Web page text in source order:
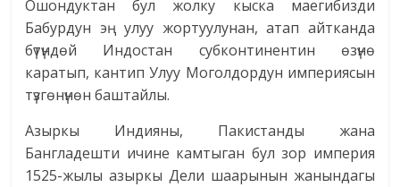
Ошондуктан бул жолку кыска маегибизди
Бабурдун эң улуу жортуулунан, атап айтканда
бүтүндөй Индостан субконтинентин өзүнө
каратып, кантип Улуу Моголдордун империясын
түзгөнүнөн баштайлы.
Азыркы Индияны, Пакистанды жана
Бангладешти ичине камтыган бул зор империя
1525-жылы азыркы Дели шаарынын жанындагы